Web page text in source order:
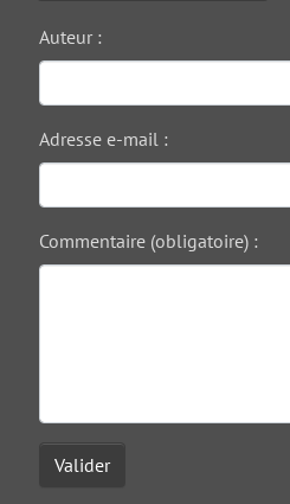
Auteur :
Adresse e-mail :
Commentaire (obligatoire) :
Valider